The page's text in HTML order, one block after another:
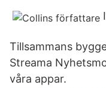
Tillsammans
Streama
våra appar.